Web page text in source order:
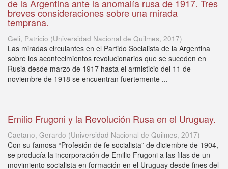
de la Argentina ante la anomalía rusa de 1917. Tres
breves consideraciones sobre una mirada
temprana.
Geli, Patricio (Universidad Nacional de Quilmes, 2017)
Las miradas circulantes en el Partido Socialista de la Argentina
sobre los acontecimientos revolucionarios que se suceden en
Rusia desde marzo de 1917 hasta el armisticio del 11 de
noviembre de 1918 se encuentran fuertemente ...
Emilio Frugoni y la Revolución Rusa en el Uruguay.
Caetano, Gerardo (Universidad Nacional de Quilmes, 2017)
Con su famosa “Profesión de fe socialista” de diciembre de 1904,
se producía la incorporación de Emilio Frugoni a las filas de un
movimiento socialista en formación en el Uruguay desde fines del